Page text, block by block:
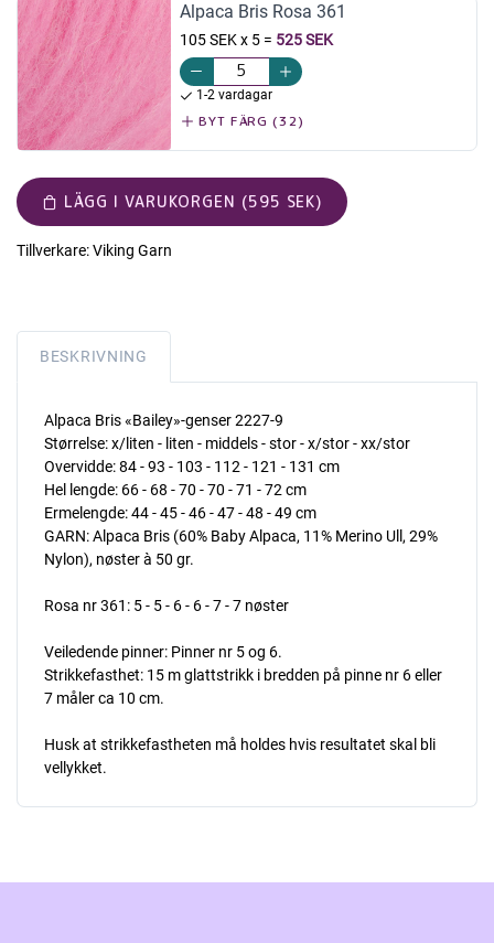
Alpaca Bris Rosa 361
105 SEK x 5= 525 SEK
1-2 vardagar
BYT FÄRG (32)
LÄGG I VARUKORGEN (595 SEK)
Tillverkare:Viking Garn
BESKRIVNING
Alpaca Bris «Bailey»-genser 2227-9
Størrelse: x/liten - liten - middels - stor - x/stor - xx/stor
Overvidde: 84 - 93 - 103 - 112 - 121 - 131 cm
Hel lengde: 66 - 68 - 70 - 70 - 71 - 72 cm
Ermelengde: 44 - 45 - 46 - 47 - 48 - 49 cm
GARN: Alpaca Bris (60% Baby Alpaca, 11% Merino Ull, 29%
Nylon), nøster à 50 gr.
Rosa nr 361: 5 - 5 - 6 - 6 - 7 - 7 nøster
Veiledende pinner: Pinner nr 5 og 6.
Strikkefasthet: 15 m glattstrikk i bredden på pinne nr 6 eller
7 måler ca 10 cm.
Husk at strikkefastheten må holdes hvis resultatet skal bli
vellykket.